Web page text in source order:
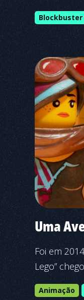
Blockbuster
Uma
Foi em
Lego”
Animação